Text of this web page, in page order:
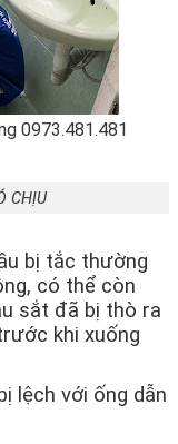
0973.481.481
CHỊU
bị tắc thường
có thể còn
sắt đã bị thò ra
khi xuống
lệch với ống dẫn